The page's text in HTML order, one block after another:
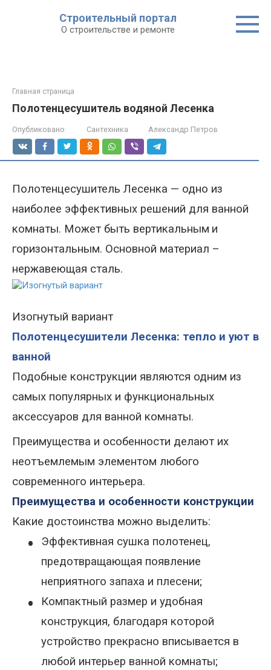
Строительный портал
О строительстве и ремонте
Главная страница
Полотенцесушитель водяной Лесенка
Опубликовано: Сантехника Александр Петров
Полотенцесушитель Лесенка — одно из
наиболее эффективных решений для ванной
комнаты. Может быть вертикальным и
горизонтальным. Основной материал –
нержавеющая сталь.
Изогнутый вариант
Полотенцесушители Лесенка: тепло и уют в
ванной
Подобные конструкции являются одним из
самых популярных и функциональных
аксессуаров для ванной комнаты.
Преимущества и особенности делают их
неотъемлемым элементом любого
современного интерьера.
Преимущества и особенности конструкции
Какие достоинства можно выделить:
•
Эффективная сушка полотенец,
предотвращающая появление
неприятного запаха и плесени;
•
Компактный размер и удобная
конструкция, благодаря которой
устройство прекрасно вписывается в
любой интерьер ванной комнаты;